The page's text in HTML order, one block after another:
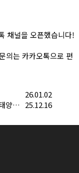
채널을 오픈했습니다!
의는 카카오톡으로 편
26.01.02
당진시 2,000㎡(약 605평) 이하 소규모 태양광 부지 매입합니다 25.12.16